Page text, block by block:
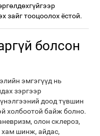
зайг тооцоолох ёстой.
болсон
эмгэгүүд нь
зэргээр
доод түвшин
холбоотой байж болно.
олон склероз,
шинж, айдас,